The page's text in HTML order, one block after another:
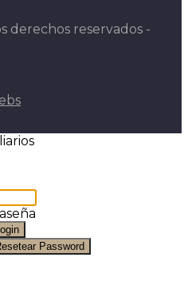
derechos reservados -
Login
Password